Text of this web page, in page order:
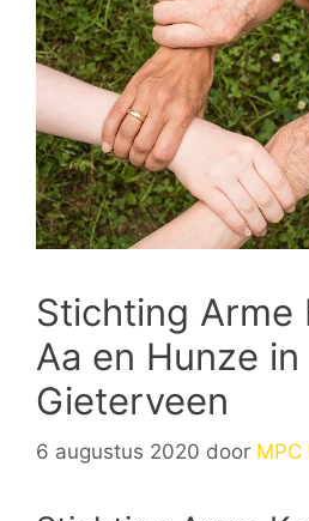
Stichting Arme
Aa en Hunze in
Gieterveen
6 augustus 2020 door MPC